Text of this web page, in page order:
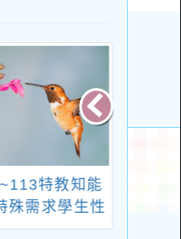
特教知能
殊需求學生性
平議題)